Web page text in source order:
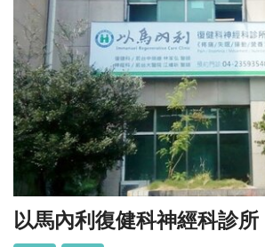
以馬內利復健科神經科診所